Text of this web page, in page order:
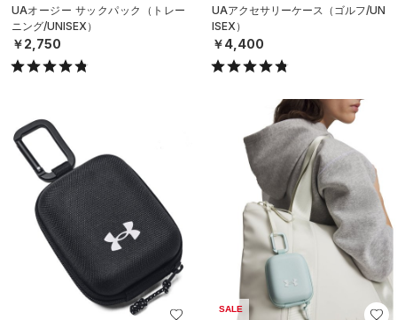
UAオージー サックパック（トレー
ニング/UNISEX）
￥2,750
UAアクセサリーケース（ゴルフ/UN
ISEX）
￥4,400
SALE